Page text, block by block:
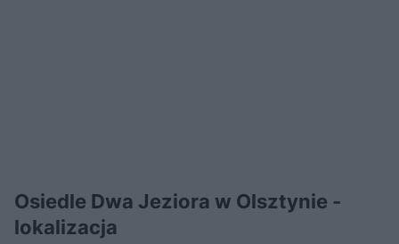
Osiedle Dwa Jeziora w Olsztynie -
lokalizacja